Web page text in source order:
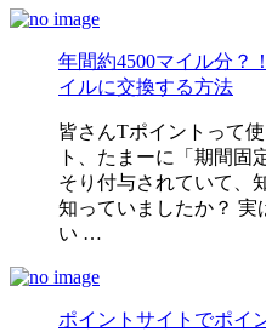
年間約4500マイル分？
イルに交換する方法
皆さんTポイントって
ト、たまーに「期間固
そり付与されていて、
知っていましたか？ 実
い …
ポイントサイトでポイ